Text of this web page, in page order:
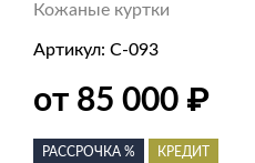
Кожаные куртки
Артикул: С-093
от 85 000 ₽
РАССРОЧКА % КРЕДИТ